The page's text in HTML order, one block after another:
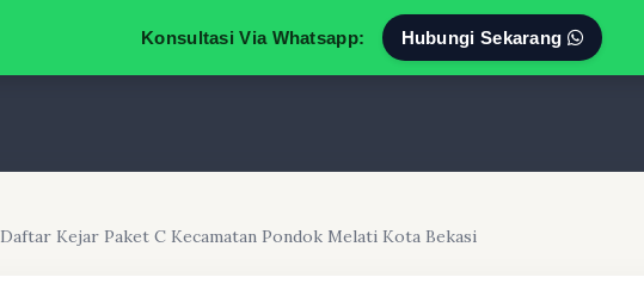
Konsultasi Via Whatsapp: Hubungi Sekarang
Daftar Kejar Paket C Kecamatan Pondok Melati Kota Bekasi